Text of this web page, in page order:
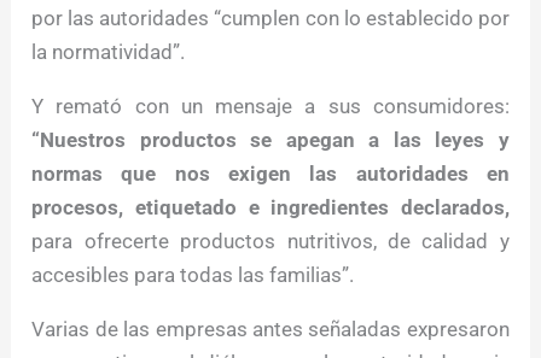
por las autoridades “cumplen con lo establecido por
la normatividad”.
Y remató con un mensaje a sus consumidores:
“Nuestros productos se apegan a las leyes y
normas que nos exigen las autoridades en
procesos, etiquetado e ingredientes declarados,
para ofrecerte productos nutritivos, de calidad y
accesibles para todas las familias”.
Varias de las empresas antes señaladas expresaron